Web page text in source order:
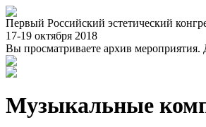
Первый Российский эстетический
17-19 октября 2018
Вы просматриваете архив
Музыкальные